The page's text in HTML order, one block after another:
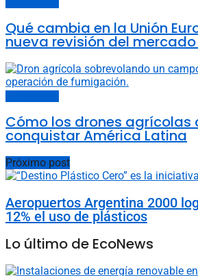
Qué cambia en la Unión
nueva revisión del
Cómo los drones agrícolas
conquistar América Latina
Próximo post
Aeropuertos Argentina 2000
12% el uso de plásticos
Lo último de EcoNews